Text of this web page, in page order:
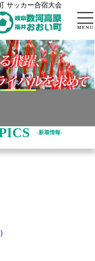
サッカー合宿大会
トップページ
in数河高原
inおおい町
よくある質問
お問い合わせ
-新着情報-